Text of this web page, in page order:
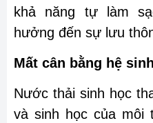
khả năng tự làm
hưởng đến sự lưu
Mất cân bằng hệ
Nước thải sinh học
và sinh học của môi